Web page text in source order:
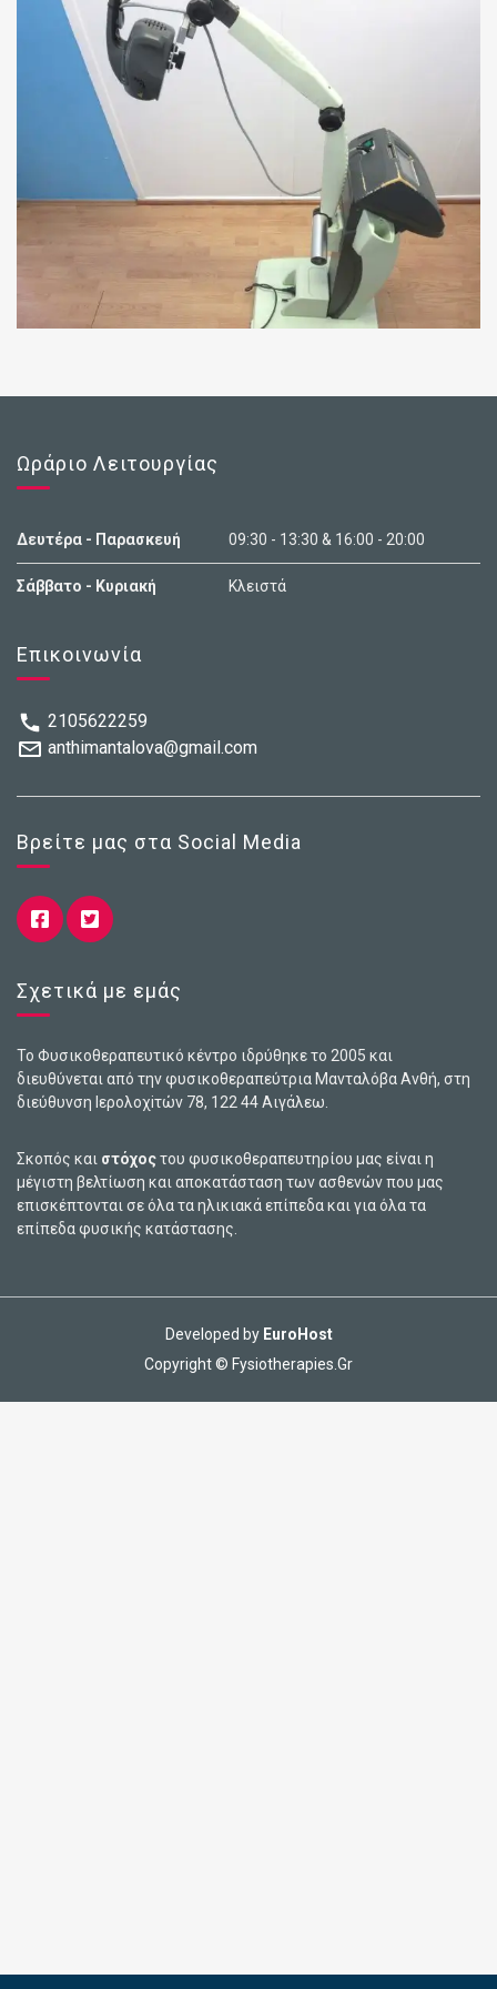
Ωράριο Λειτουργίας
Δευτέρα - Παρασκευή 09:30 - 13:30 & 16:00 - 20:00
Σάββατο - Κυριακή Κλειστά
Επικοινωνία
2105622259
anthimantalova@gmail.com
Βρείτε μας στα Social Media
Σχετικά με εμάς
Το Φυσικοθεραπευτικό κέντρο ιδρύθηκε το 2005 και
διευθύνεται από την φυσικοθεραπεύτρια Μανταλόβα Ανθή, στη
διεύθυνση Ιερολοχiτών 78, 122 44 Αιγάλεω.
Σκοπός και στόχοςτου φυσικοθεραπευτηρίου μας είναι η
μέγιστη βελτίωση και αποκατάσταση των ασθενών που μας
επισκέπτονται σε όλα τα ηλικιακά επίπεδα και για όλα τα
επίπεδα φυσικής κατάστασης.
Developed by EuroHost
Copyright © Fysiotherapies.Gr